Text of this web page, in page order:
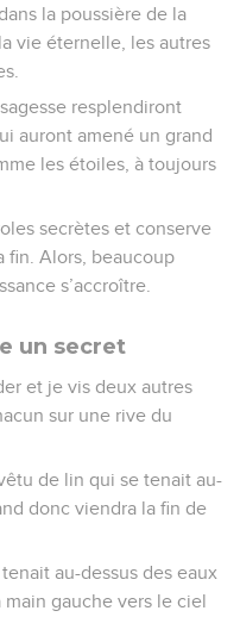
la poussière de la
vie éternelle, les autres
resplendiront
auront amené un grand
les étoiles, à toujours
secrètes et conserve
fin. Alors, beaucoup
s’accroître.
un secret
et je vis deux autres
sur une rive du
de lin qui se tenait au-
donc viendra la fin de
au-dessus des eaux
gauche vers le ciel